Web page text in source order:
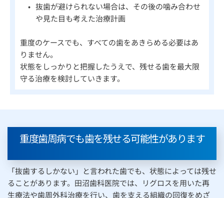
抜歯が避けられない場合は、その後の噛み合わせ
や見た目も考えた治療計画
重度のケースでも、すべての歯をあきらめる必要はあ
りません。
状態をしっかりと把握したうえで、残せる歯を最大限
守る治療を検討していきます。
重度歯周病でも歯を残せる可能性があります
「抜歯するしかない」と言われた歯でも、状態によっては残せ
ることがあります。田沼歯科医院では、リグロスを用いた再
生療法や歯周外科治療を行い、歯を支える組織の回復をめざ